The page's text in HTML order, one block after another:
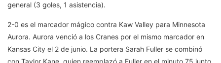
general (3 goles, 1 asistencia).
2-0 es el marcador mágico contra Kaw Valley para Minnesota
Aurora. Aurora venció a los Cranes por el mismo marcador en
Kansas City el 2 de junio. La portera Sarah Fuller se combinó